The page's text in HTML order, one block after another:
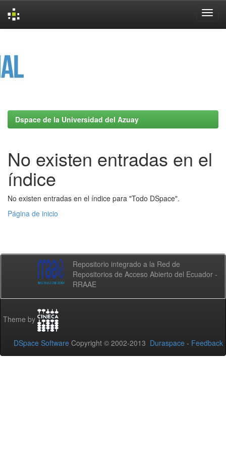
Dspace de la Universidad del Azuay
No existen entradas en el
índice
No existen entradas en el índice para "Todo DSpace".
Página de inicio
Repositorio integrado a la Red de
Repositorios de Acceso Abierto del Ecuador -
RRAAE
Theme by
DSpace Software Copyright © 2002-2013 Duraspace - Feedback